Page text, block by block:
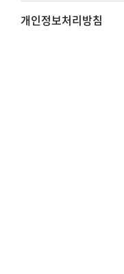
개인정보처리방침